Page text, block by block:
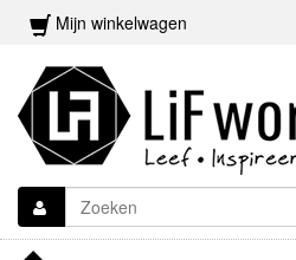
Mijn winkelwagen